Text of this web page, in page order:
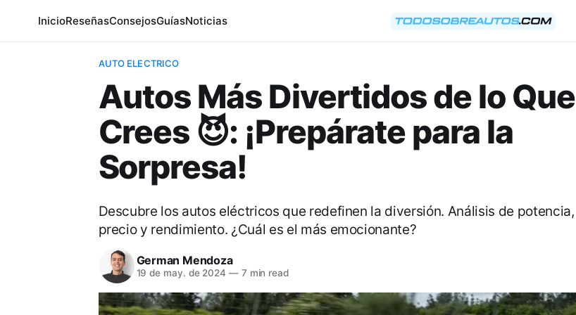
InicioReseñasConsejosGuíasNoticias
AUTO ELECTRICO
Autos Más Divertidos de lo Que
Crees 😈: ¡Prepárate para la
Sorpresa!
Descubre los autos eléctricos que redefinen la diversión. Análisis de potencia,
precio y rendimiento. ¿Cuál es el más emocionante?
German Mendoza
19 de may. de 2024 —7 min read